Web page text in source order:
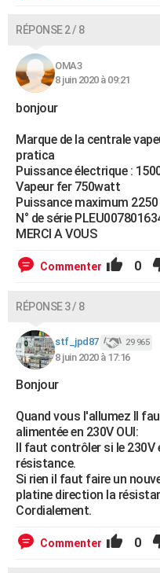
RÉPONSE 2 / 8
OMA3
8 juin 2020 à 09:21
bonjour
Marque de la centrale
pratica
Puissance électrique :
Vapeur fer 750watt
Puissance maximum
N° de série
MERCI A VOUS
Commenter 0
RÉPONSE 3 / 8
stf_jpd87 29 965
8 juin 2020 à 17:16
Bonjour
Quand vous l'allumez Il
alimentée en 230V OUI:
Il faut contrôler si le 230V
résistance.
Si rien il faut faire un
platine direction la
Cordialement.
Commenter 0